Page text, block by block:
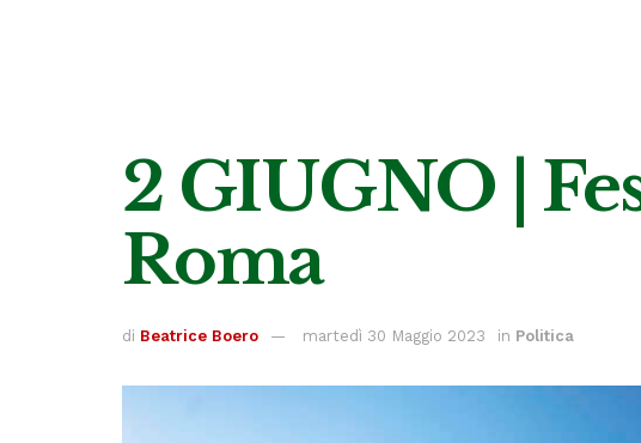
2 GIUGNO |
Roma
di Beatrice Boero martedì 30 Maggio 2023 in Politica